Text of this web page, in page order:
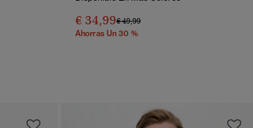
€ 34,99Precio Rebajado De
€ 49,99A
Ahorras Un 30 %